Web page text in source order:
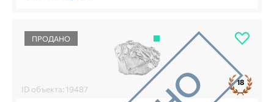
ПРОДАНО
ID объекта: 19487
18